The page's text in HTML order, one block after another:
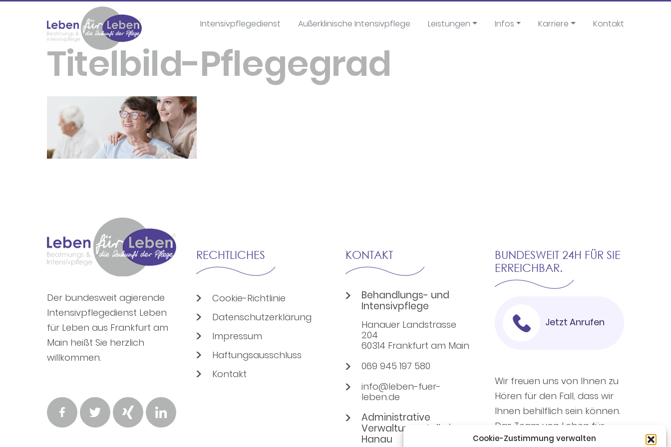
Cookie-Zustimmung verwalten
Intensivpflegedienst Außerklinische Intensivpflege Leistungen Infos Karriere Kontakt
Titelbild-Pflegegrad
Der bundesweit agierende
Intensivpflegedienst Leben
für Leben aus Frankfurt am
Main heißt Sie herzlich
willkommen.
RECHTLICHES
Cookie-Richtlinie
Datenschutzerklärung
Impressum
Haftungsausschluss
Kontakt
KONTAKT
Behandlungs- und
Intensivpflege
Hanauer Landstrasse
204
60314 Frankfurt am Main
069 945 197 580
info@leben-fuer-
leben.de
Administrative
Verwaltungsstelle in
Hanau
BUNDESWEIT 24H FÜR SIE
ERREICHBAR.
Jetzt Anrufen
Wir freuen uns von Ihnen zu
Hören für den Fall, dass wir
Ihnen behilflich sein können.
Das Team von Leben für
Leben.